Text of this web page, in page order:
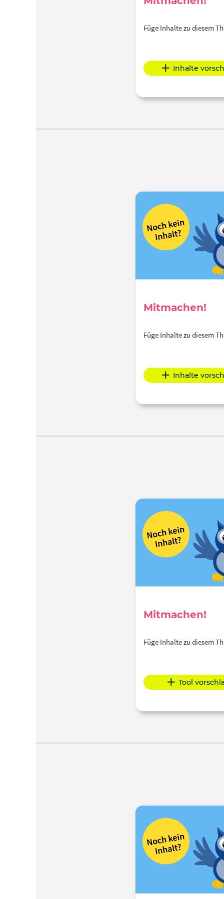
Füge Inhalte zu diesem
Inhalte
Mitmachen!
Füge Inhalte zu diesem
Inhalte
Mitmachen!
Füge Inhalte zu diesem
Tool